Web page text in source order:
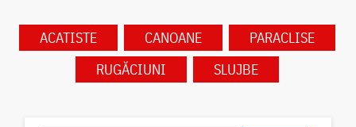
ACATISTE CANOANE
PARACLISE
RUGĂCIUNI
SLUJBE